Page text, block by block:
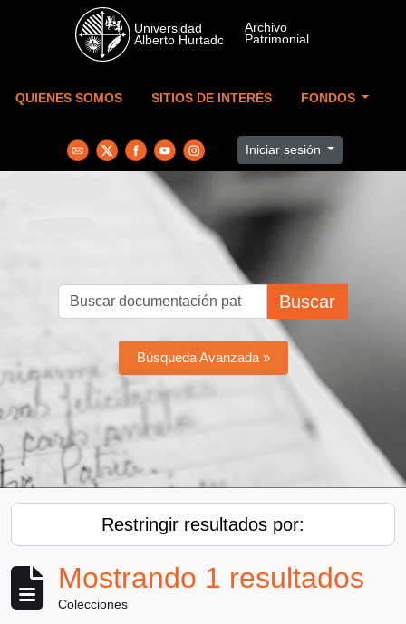
Skip to main content
QUIENES SOMOS SITIOS DE INTERÉS FONDOS
Iniciar sesión
Buscar
Búsqueda Avanzada »
Restringir resultados por:
Mostrando 1 resultados
Colecciones